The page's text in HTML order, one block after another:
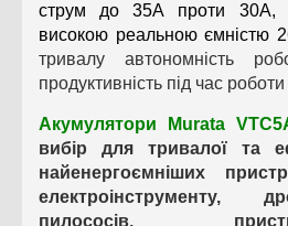
струм до 35А проти 30А,
високою реальною ємністю
тривалу автономність
продуктивність під час
Акумулятори Murata
вибір для тривалої та
найенергоємніших
електроінструменту,
пилососів,